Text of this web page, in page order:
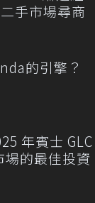
手市場尋商
的引擎？
年賓士 GLC
場的最佳投資